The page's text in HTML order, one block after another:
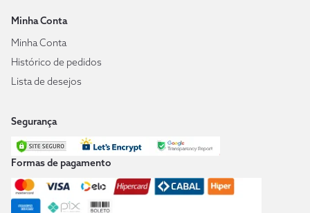
Minha Conta
Minha Conta
Histórico de pedidos
Lista de desejos
Segurança
Formas de pagamento